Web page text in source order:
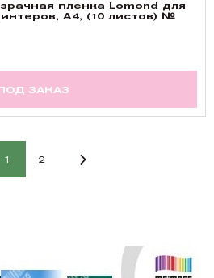
пленка Lomond для
A4, (10 листов) №
ЗАКАЗ
1 2